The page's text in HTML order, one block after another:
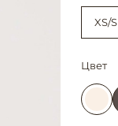
XS/S
Цвет